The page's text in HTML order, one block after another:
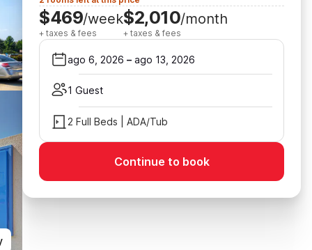
$469/week
+ taxes & fees
$2,010/month
+ taxes & fees
ago 6, 2026 – ago 13, 2026
1 Guest
2 Full Beds | ADA/Tub
Continue to book